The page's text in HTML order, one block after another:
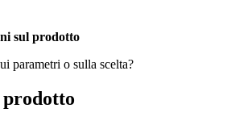
sul prodotto
parametri o sulla scelta?